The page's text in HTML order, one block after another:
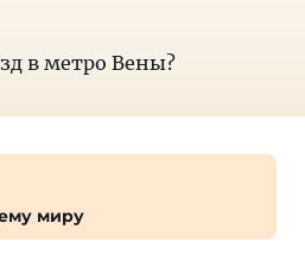
в метро Вены?
миру